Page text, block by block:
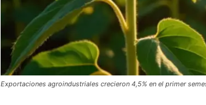
Exportaciones agroindustriales crecieron 4,5% en el primer